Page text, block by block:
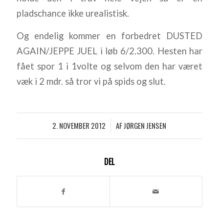
pladschance ikke urealistisk.
Og endelig kommer en forbedret DUSTED
AGAIN/JEPPE JUEL i løb 6/2.300. Hesten har
fået spor 1 i 1volte og selvom den har været
væk i 2 mdr. så tror vi på spids og slut.
2. NOVEMBER 2012
/ AFJØRGEN JENSEN
DEL